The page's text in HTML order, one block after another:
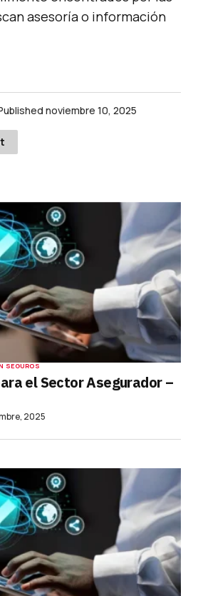
asesoría o información
noviembre 10, 2025
electrónico no será
obligatorios están
correo electrónico y sitio
SEGUROS
el Sector Asegurador –
2025